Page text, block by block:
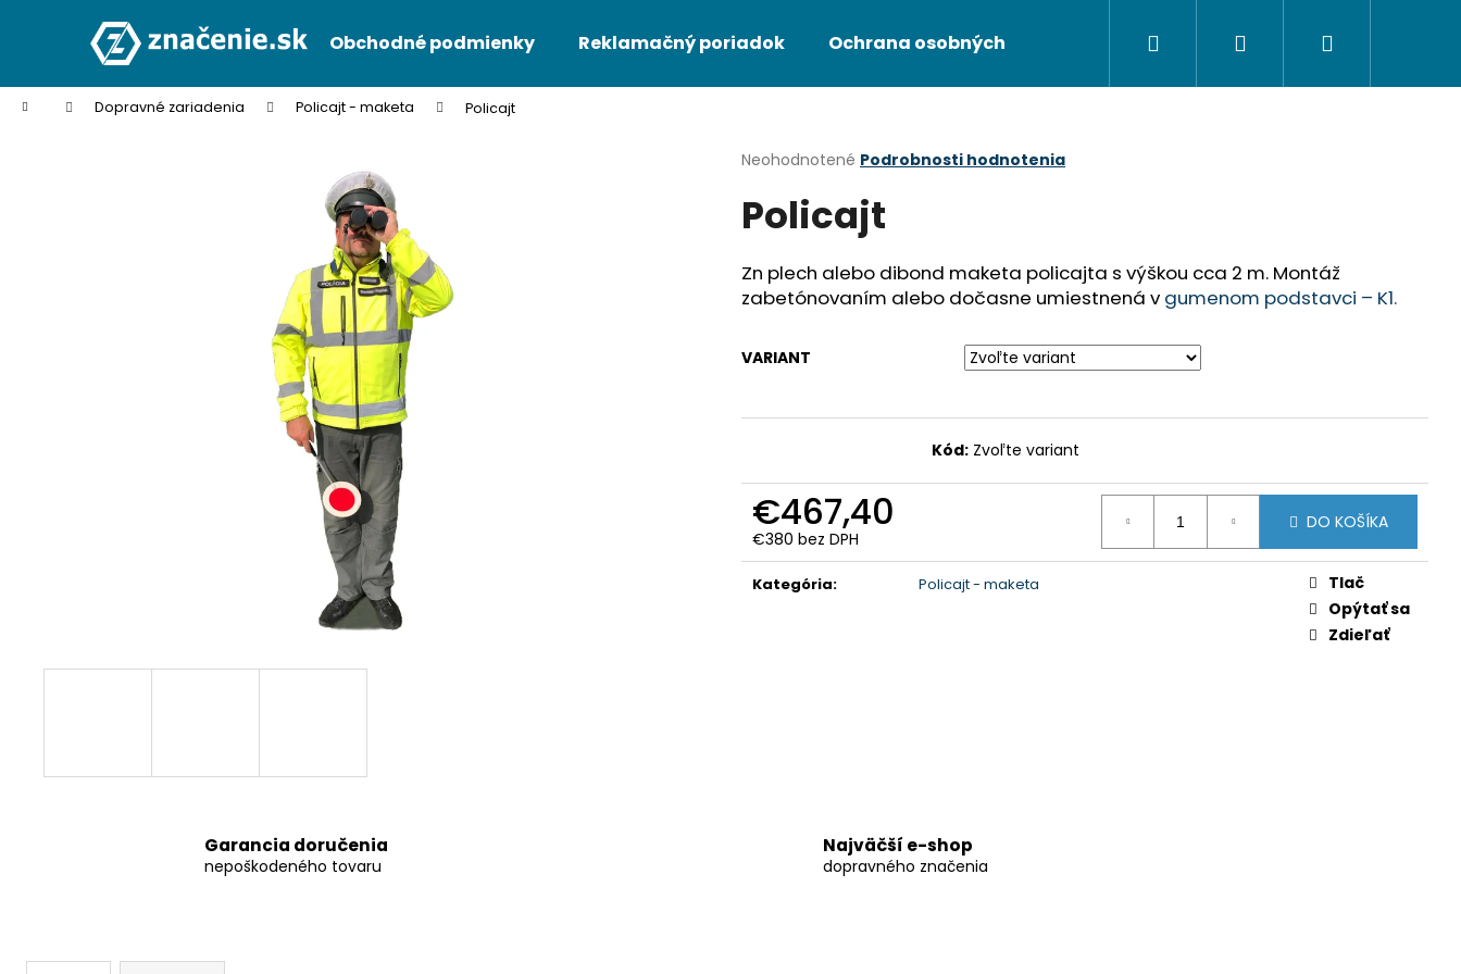
Obchodné podmienky Reklamačný poriadok Ochrana osobných údajov Napíšte nám
Hľadať PrihlásenieNákupný
Domov Dopravné zariadenia Policajt - maketa Policajt
Priemerné
produktu
je
z
5
hviezdičiek.
Neohodnotené Podrobnosti hodnotenia
Policajt
Zn plech alebo dibond maketa policajta s výškou cca 2 m. Montáž
zabetónovaním alebo dočasne umiestnená v gumenom podstavci – K1.
VARIANT
Kód: Zvoľte variant
€467,40
€380 bez DPH
Jednotková
cena:
DO KOŠÍKA
Kategória: Policajt - maketa
Tlač
Opýtať sa
Zdieľať
Garancia doručenia
nepoškodeného tovaru
Najväčší e-shop
dopravného značenia
í
Späť
do
obchodu
Späť
do
obchodu
Čo potrebujete nájsť?
HĽADAŤ
Nasledujúce
ÚCHYT DOPRAVNEJ ZNAČKY K STĹPIKU
STOJAN S REKLAMOU
€468,63